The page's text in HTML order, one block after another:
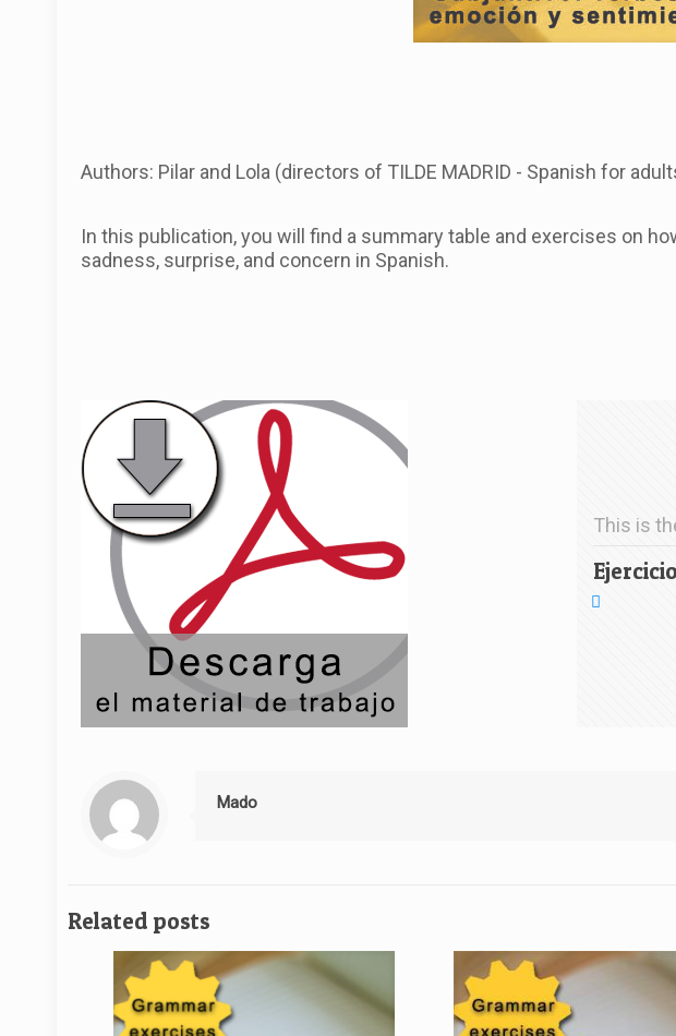
Authors: Pilar and Lola (directors of TILDE MADRID - Spanish for
In this publication, you will find a summary table and exercises on
sadness, surprise, and concern in Spanish.
This is
Mado
Related posts